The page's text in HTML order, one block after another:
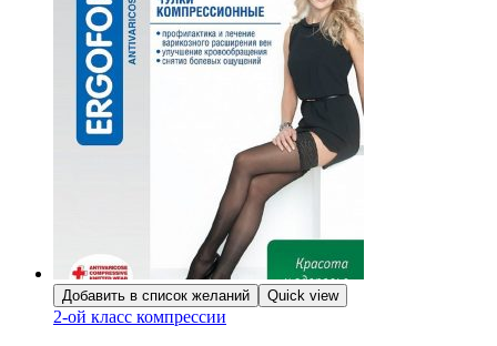
Добавить в список желаний Quick view
2-ой класс компрессии